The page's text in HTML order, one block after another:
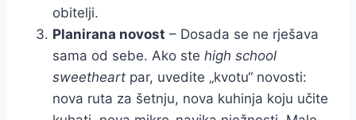
obitelji.
Planirana novost – Dosada se ne rješava
sama od sebe. Ako ste high school
sweetheart par, uvedite „kvotu“ novosti:
nova ruta za šetnju, nova kuhinja koju učite